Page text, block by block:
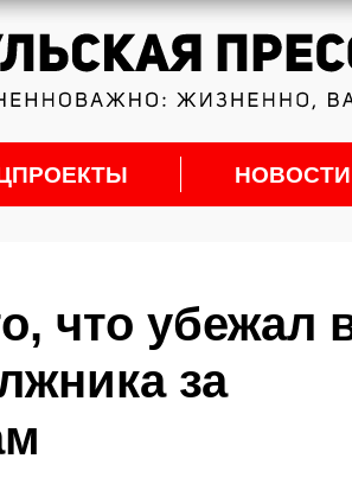
что убежал
за